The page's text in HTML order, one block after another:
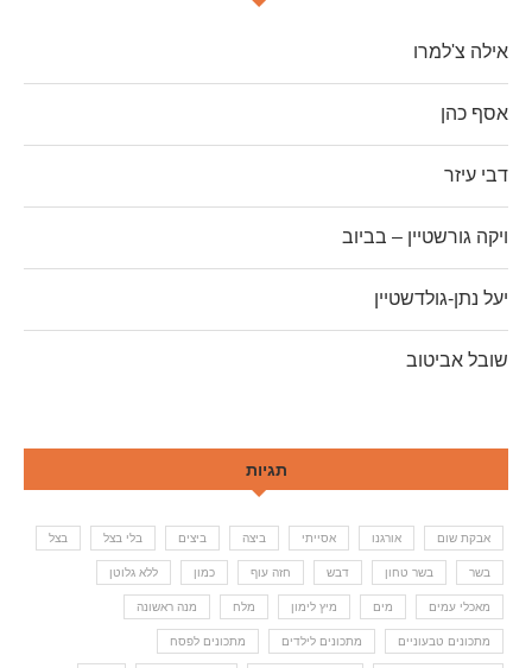
אילה צ'למרו
אסף כהן
דבי עיזר
ויקה גורשטיין – בביוב
יעל נתן-גולדשטיין
שובל אביטוב
תגיות
אבקת שום אורגנו אסייתי ביצה ביצים בלי בצל בצל
בשר בשר טחון דבש חזה עוף כמון ללא גלוטן
מאכלי עמים מים מיץ לימון מלח מנה ראשונה
מתכונים טבעוניים מתכונים לילדים מתכונים לפסח